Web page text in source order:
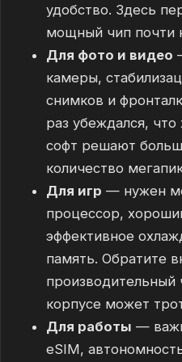
удобство. Здесь
мощный чип почти
Для фото и видео
камеры,
снимков и
раз убеждался,
софт решают
количество
Для игр — нужен
процессор,
эффективное
память. Обратите
производительный
корпусе может
Для работы —
eSIM,